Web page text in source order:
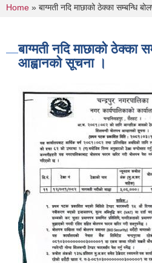
You are here
Home » बाग्मती नदि माछाको ठेक्का सम्बन्धि
बाग्मती नदि माछाको ठेक्का
आह्वानको सूचना ।